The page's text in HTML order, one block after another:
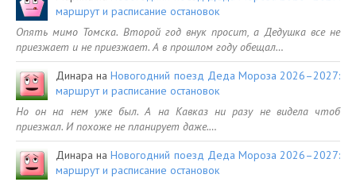
маршрут и расписание остановок
Опять мимо Томска. Второй год внук просит, а Дедушка все не
приезжает и не приезжает. А в прошлом году обещал…
Динара наНовогодний поезд Деда Мороза 2026–2027:
маршрут и расписание остановок
Но он на нем уже был. А на Кавказ ни разу не видела чтоб
приезжал. И похоже не планирует даже.…
Динара наНовогодний поезд Деда Мороза 2026–2027:
маршрут и расписание остановок